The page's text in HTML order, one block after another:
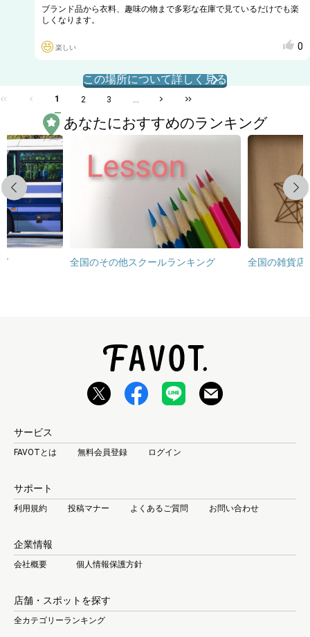
ブランド品から衣料、趣味の物まで多彩な在庫で見ているだけでも楽
しくなります。
楽しい 0
この場所について詳しく見る
1 2 3 ...
あなたにおすすめのランキング
Previous
全国のその他スクールランキング 全国の雑貨店
サービス
FAVOTとは 無料会員登録 ログイン
サポート
利用規約 投稿マナー よくあるご質問 お問い合わせ
企業情報
会社概要 個人情報保護方針
店舗・スポットを探す
全カテゴリーランキング